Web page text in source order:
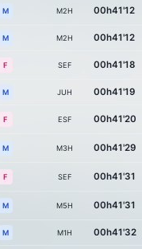
M M2H 00h41'12
M M2H 00h41'12
F SEF 00h41'18
M JUH 00h41'19
F ESF 00h41'20
M M3H 00h41'29
F SEF 00h41'31
M M5H 00h41'31
M M1H 00h41'32